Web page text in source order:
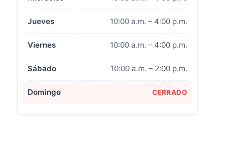
Jueves 10:00 a.m. – 4:00 p.m.
Viernes 10:00 a.m. – 4:00 p.m.
Sábado 10:00 a.m. – 2:00 p.m.
Domingo CERRADO